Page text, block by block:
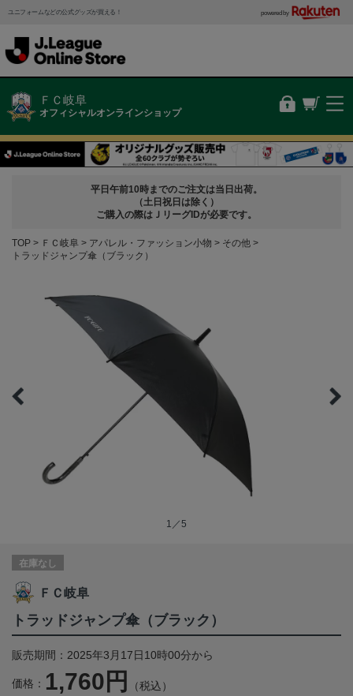
ユニフォームなどの公式グッズが買える！ powered by
ＦＣ岐阜
オフィシャルオンラインショップ
平日午前10時までのご注文は当日出荷。
（土日祝日は除く）
ご購入の際はＪリーグIDが必要です。
TOP ＦＣ岐阜 アパレル・ファッション小物
その他
トラッドジャンプ傘（ブラック）
1／5
在庫なし
ＦＣ岐阜
トラッドジャンプ傘（ブラック）
販売期間：2025年3月17日10時00分から
価格： 1,760円 （税込）